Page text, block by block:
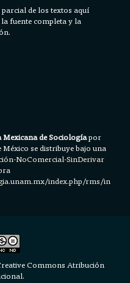
de los textos aquí
fuente completa y la
de Sociologíapor
se distribuye bajo una
NoComercial-SinDerivar
index.php/rms/in
Commons Atribución